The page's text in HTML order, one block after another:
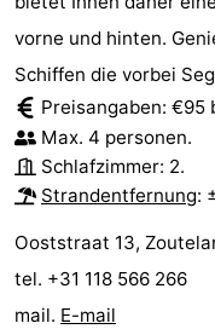
Parafliegen
-
Sportangeln
Essen
und
trinken
Veranstaltungen
-
Ringstechen
Zoutelande
Actief
Praktisch
vorne und hinten.
Schiffen die vorbei
Preisangaben: €95
Max. 4 personen.
Schlafzimmer: 2.
Strandentfernung:
Ooststraat 13,
tel. +31 118 566 266
mail. E-mail